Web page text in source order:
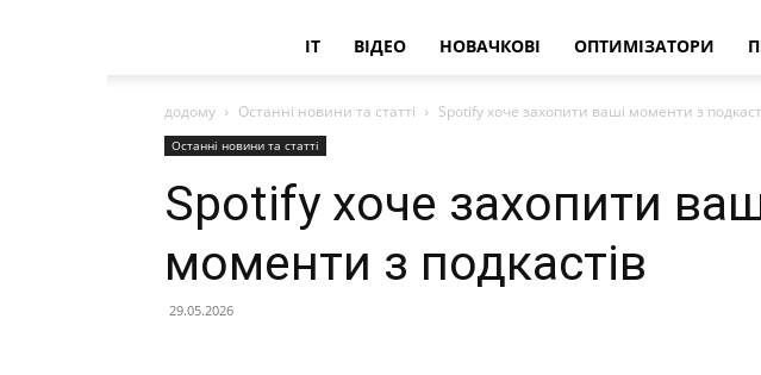
IT ВІДЕО НОВАЧКОВІ ОПТИМІЗАТОРИ
додому Останні новини та статті Spotify хоче захопити ваші моменти з
Останні новини та статті
Spotify хоче захопити
моменти з подкастів
29.05.2026